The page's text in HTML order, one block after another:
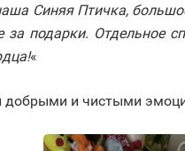
Синяя Птичка,
за подарки. Отдельное
«
добрыми и чистыми